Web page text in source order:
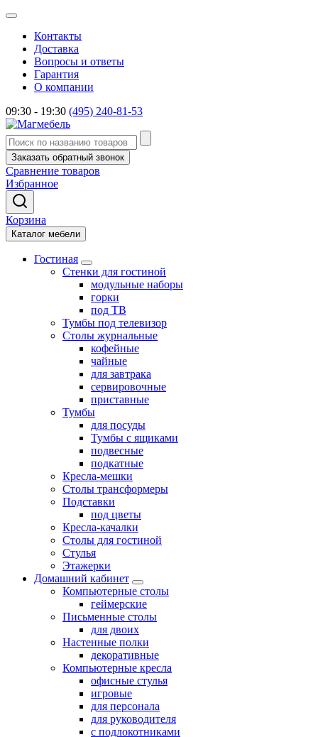
Контакты
Доставка
Вопросы и ответы
Гарантия
О компании
09:30 - 19:30 (495) 240-81-53
Заказать обратный звонок
Сравнение товаров
Избранное
Корзина
Каталог мебели
Гостиная
Стенки для гостиной
модульные наборы
горки
под ТВ
Тумбы под телевизор
Столы журнальные
кофейные
чайные
для завтрака
сервировочные
приставные
Тумбы
для посуды
Тумбы с ящиками
подвесные
подкатные
Кресла-мешки
Столы трансформеры
Подставки
под цветы
Кресла-качалки
Столы для гостиной
Стулья
Этажерки
Домашний кабинет
Компьютерные столы
геймерские
Письменные столы
для двоих
Настенные полки
декоративные
Компьютерные кресла
офисные стулья
игровые
для персонала
для руководителя
с подлокотниками